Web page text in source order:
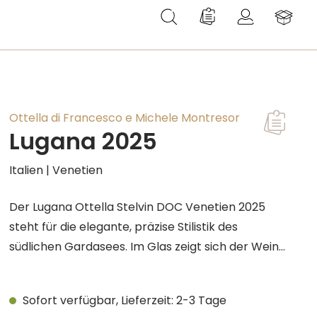
Du hast 0 Produkte
Ottella di Francesco e Michele Montresor
Lugana 2025
Italien | Venetien
Der Lugana Ottella Stelvin DOC Venetien 2025
steht für die elegante, präzise Stilistik des
südlichen Gardasees. Im Glas zeigt sich der Wein
Anklängen kandierter Früchte und frischer
Sofort verfügbar, Lieferzeit: 2-3 Tage